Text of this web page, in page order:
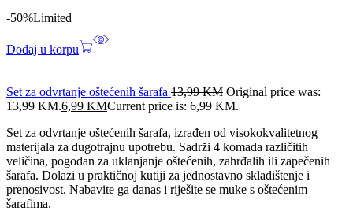
-50%Limited
Dodaj u korpu
Set za odvrtanje oštećenih šarafa 13,99KM Original price was:
13,99 KM.6,99 KMCurrent price is: 6,99 KM.
Set za odvrtanje oštećenih šarafa, izrađen od visokokvalitetnog
materijala za dugotrajnu upotrebu. Sadrži 4 komada različitih
veličina, pogodan za uklanjanje oštećenih, zahrđalih ili zapečenih
šarafa. Dolazi u praktičnoj kutiji za jednostavno skladištenje i
prenosivost. Nabavite ga danas i riješite se muke s oštećenim
šarafima.